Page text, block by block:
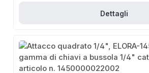
Dettagli